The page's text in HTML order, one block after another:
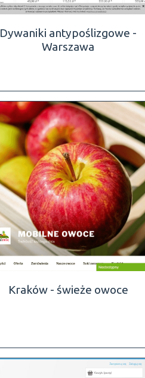
Dywaniki antypoślizgowe -
Warszawa
Kraków - świeże owoce